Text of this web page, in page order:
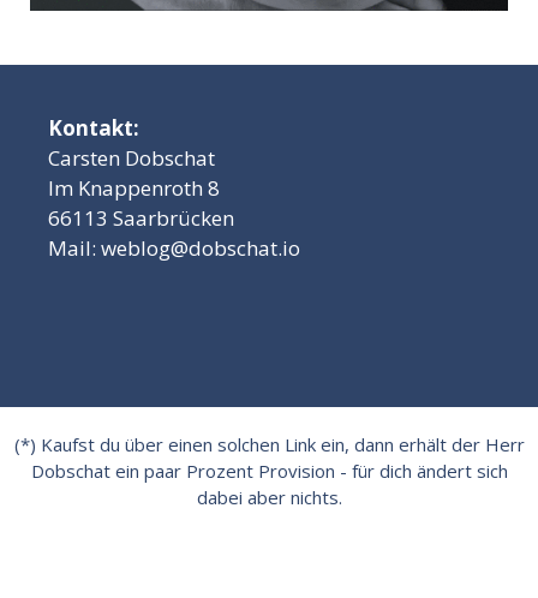
Kontakt:
Carsten Dobschat
Im Knappenroth 8
66113 Saarbrücken
Mail: weblog@dobschat.io
(*) Kaufst du über einen solchen Link ein, dann erhält der Herr
Dobschat ein paar Prozent Provision - für dich ändert sich
dabei aber nichts.